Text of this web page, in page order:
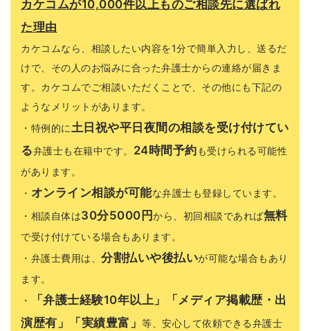
カケコムが10,000件以上ものご相談先に選ばれ
た理由
カケコムなら、相談したい内容を1分で簡単入力し、送るだ
けで、その人のお悩みに合った弁護士からの連絡が届きま
す。カケコムでご相談いただくことで、その他にも下記の
ようなメリットがあります。
・特例的に土日祝や平日夜間の相談を受け付けてい
る弁護士も在籍中です。 24時間予約も受けられる可能性
があります。
・ オンライン相談が可能な弁護士も登録しています。
・相談自体は30分5000円から、初回相談であれば無料
で受け付けている場合もあります。
・弁護士費用は、 分割払いや後払いが可能な場合もあり
ます。
・
「弁護士経験10年以上」「メディア掲載歴・出
演歴有」「実績豊富」 等、安心して依頼できる弁護士